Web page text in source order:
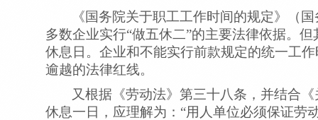
《国务院关于职工工作时间的规定》（
多数企业实行“做五休二”的主要法律依据。
休息日。企业和不能实行前款规定的统一工
逾越的法律红线。
又根据《劳动法》第三十八条，并结合《
休息一日，应理解为：“用人单位必须保证劳